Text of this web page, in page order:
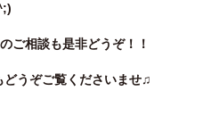
ご相談も是非どうぞ！！
どうぞご覧くださいませ♫